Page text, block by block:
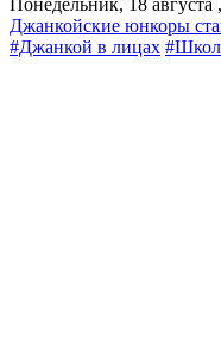
Понедельник, 18 августа
Джанкойские юнкоры
#Джанкой в лицах